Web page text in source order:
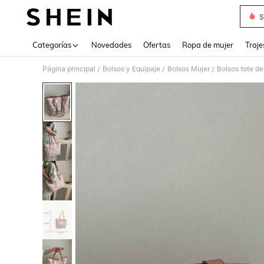
Categorías Novedades Ofertas Ropa de mujer
Página principal / Bolsos y Equipaje / Bolsos Mujer / Bolsos tote